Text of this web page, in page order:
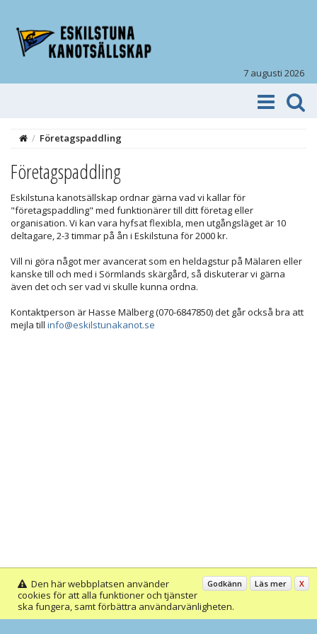
7 augusti 2026
/ Företagspaddling
Företagspaddling
Eskilstuna kanotsällskap ordnar gärna vad vi kallar för
"företagspaddling" med funktionärer till ditt företag eller
organisation. Vi kan vara hyfsat flexibla, men utgångsläget är 10
deltagare, 2-3 timmar på ån i Eskilstuna för 2000 kr.
Vill ni göra något mer avancerat som en heldagstur på Mälaren eller
kanske till och med i Sörmlands skärgård, så diskuterar vi gärna
även det och ser vad vi skulle kunna ordna.
Kontaktperson är Hasse Mälberg (070-6847850) det går också bra att
mejla till info@eskilstunakanot.se
Godkänn Läs mer X
Den här webbplatsen använder
cookies för att alla funktioner och tjänster
ska fungera, samt förbättra användarvänligheten.